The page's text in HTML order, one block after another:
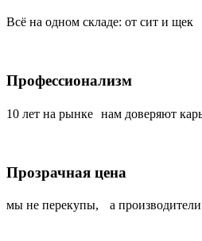
Всё на одном складе: от сит и
Профессионализм
10 лет на рынке нам доверяют
Прозрачная цена
мы не перекупы, а